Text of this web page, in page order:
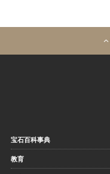
宝石百科事典
教育